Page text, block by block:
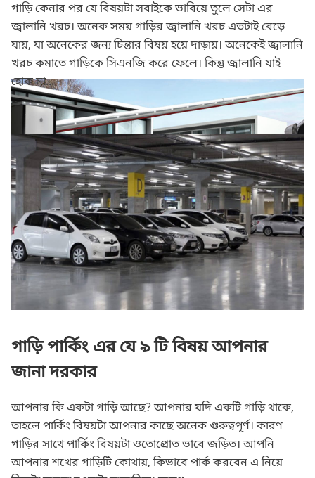
পার্কিং নিরাপত্তায় পার্কিং ব্যারিয়ার
গাড়ি কেনার পর যে বিষয়টা সবাইকে ভাবিয়ে তুলে সেটা এর
জ্বালানি খরচ। অনেক সময় গাড়ির জ্বালানি খরচ এতটাই বেড়ে
যায়, যা অনেকের জন্য চিন্তার বিষয় হয়ে দাড়ায়। অনেকেই জ্বালানি
খরচ কমাতে গাড়িকে সিএনজি করে ফেলে। কিন্তু জ্বালানি যাই
হোক না...
গাড়ি পার্কিং এর যে ৯ টি বিষয় আপনার
জানা দরকার
আপনার কি একটা গাড়ি আছে? আপনার যদি একটি গাড়ি থাকে,
তাহলে পার্কিং বিষয়টা আপনার কাছে অনেক গুরুত্বপূর্ণ। কারণ
গাড়ির সাথে পার্কিং বিষয়টা ওতোপ্রোত ভাবে জড়িত। আপনি
আপনার শখের গাড়িটি কোথায়, কিভাবে পার্ক করবেন এ নিয়ে